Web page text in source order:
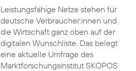
Leistungsfähige Netze stehen für
deutsche Verbraucher:innen und
die Wirtschaft ganz oben auf der
digitalen Wunschliste. Das belegt
eine aktuelle Umfrage des
Marktforschungsinstitut SKOPOS